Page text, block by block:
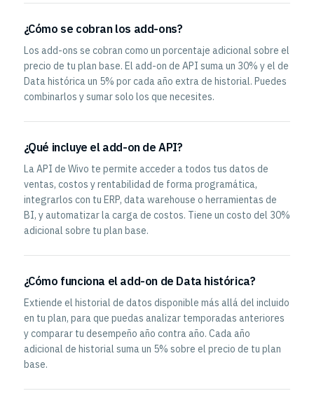
¿Cómo se cobran los add-ons?
Los add-ons se cobran como un porcentaje adicional sobre el
precio de tu plan base. El add-on de API suma un 30% y el de
Data histórica un 5% por cada año extra de historial. Puedes
combinarlos y sumar solo los que necesites.
¿Qué incluye el add-on de API?
La API de Wivo te permite acceder a todos tus datos de
ventas, costos y rentabilidad de forma programática,
integrarlos con tu ERP, data warehouse o herramientas de
BI, y automatizar la carga de costos. Tiene un costo del 30%
adicional sobre tu plan base.
¿Cómo funciona el add-on de Data histórica?
Extiende el historial de datos disponible más allá del incluido
en tu plan, para que puedas analizar temporadas anteriores
y comparar tu desempeño año contra año. Cada año
adicional de historial suma un 5% sobre el precio de tu plan
base.